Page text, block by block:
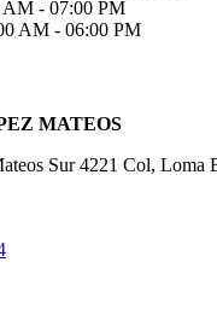
AM - 07:00 PM
AM - 06:00 PM
MATEOS
Sur 4221 Col, Loma